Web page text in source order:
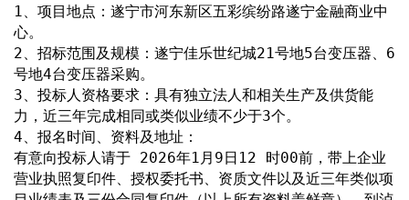
1、项目地点：遂宁市河东新区五彩缤纷路遂宁金融商业中
心。
2、招标范围及规模：遂宁佳乐世纪城21号地5台变压器、6
号地4台变压器采购。
3、投标人资格要求：具有独立法人和相关生产及供货能
力，近三年完成相同或类似业绩不少于3个。
4、报名时间、资料及地址：
有意向投标人请于 2026年1月9日12 时00前，带上企业
营业执照复印件、授权委托书、资质文件以及近三年类似项